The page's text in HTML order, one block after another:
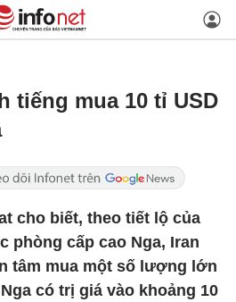
tiếng mua 10 tỉ USD
cho biết, theo tiết lộ của
phòng cấp cao Nga, Iran
tâm mua một số lượng lớn
có trị giá vào khoảng 10